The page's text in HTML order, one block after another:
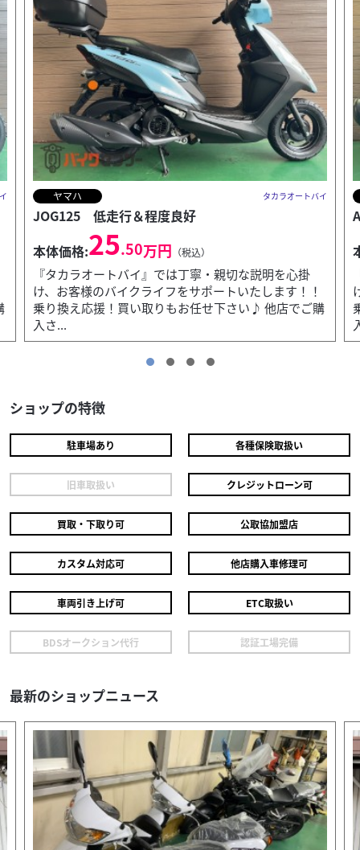
ヤマハ タカラオートバイ
AXISトリート バッテリー・オイル新品
本体価格:21.00万円 （税込）
『タカラオートバイ』では丁寧・親切な説明を心掛
け、お客様のバイクライフをサポートいたします！！
乗り換え応援！買い取りもお任せ下さい♪ 他店でご購
入さ...
ヤマハ タカラオートバイ
JOG125 低走行＆程度良好
本体価格:
25 万円
客様のバイクライフをサポートいたします！！ 乗り換え応
援！買い取りもお任せ下さい♪ 他店でご購入さ...
ショップの特徴
駐車場あり 各種保険取扱い
旧車取扱い クレジットローン可
買取・下取り可 公取協加盟店
カスタム対応可 他店購入車修理可
車両引き上げ可 ETC取扱い
BDSオークション代行 認証工場完備
最新のショップニュース